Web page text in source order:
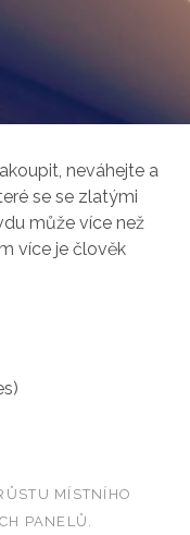
neváhejte a
se se zlatými
může více než
více je člověk
MÍSTNÍHO
PANELŮ.